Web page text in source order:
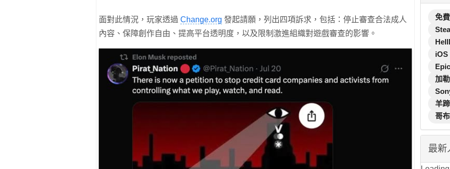
面對此情況，玩家透過 Change.org 發起請願，列出四項訴求，包括：停止審查合法成人
內容、保障創作自由、提高平台透明度，以及限制激進組織對遊戲審查的影響。
免
iOS
加
羊
哥
最新